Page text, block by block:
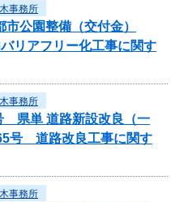
事務所
公園整備（交付金）
リアフリー化工事に関す
事務所
県単 道路新設改良（一
号 道路改良工事に関す
事務所